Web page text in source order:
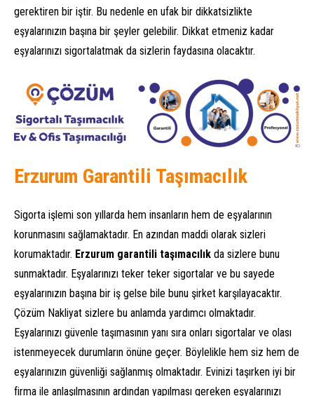
gerektiren bir iştir. Bu nedenle en ufak bir dikkatsizlikte
eşyalarınızın başına bir şeyler gelebilir. Dikkat etmeniz kadar
eşyalarınızı sigortalatmak da sizlerin faydasına olacaktır.
Erzurum Garantili Taşımacılık
Sigorta işlemi son yıllarda hem insanların hem de eşyalarının
korunmasını sağlamaktadır. En azından maddi olarak sizleri
korumaktadır. Erzurum garantili taşımacılık da sizlere bunu
sunmaktadır. Eşyalarınızı teker teker sigortalar ve bu sayede
eşyalarınızın başına bir iş gelse bile bunu şirket karşılayacaktır.
Çözüm Nakliyat sizlere bu anlamda yardımcı olmaktadır.
Eşyalarınızı güvenle taşımasının yanı sıra onları sigortalar ve olası
istenmeyecek durumların önüne geçer. Böylelikle hem siz hem de
eşyalarınızın güvenliği sağlanmış olmaktadır. Evinizi taşırken iyi bir
firma ile anlaşılmasının ardından yapılması gereken eşyalarınızı